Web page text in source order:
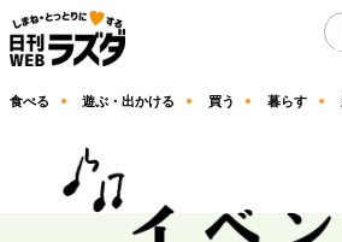
食べる 遊ぶ・出かける 買う 暮らす